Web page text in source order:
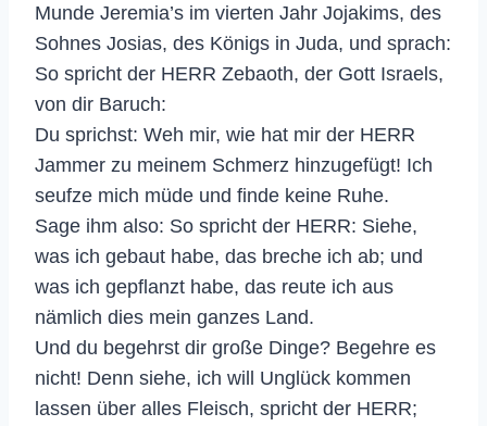
Munde Jeremia’s im vierten Jahr Jojakims, des
Sohnes Josias, des Königs in Juda, und sprach:
So spricht der HERR Zebaoth, der Gott Israels,
von dir Baruch:
Du sprichst: Weh mir, wie hat mir der HERR
Jammer zu meinem Schmerz hinzugefügt! Ich
seufze mich müde und finde keine Ruhe.
Sage ihm also: So spricht der HERR: Siehe,
was ich gebaut habe, das breche ich ab; und
was ich gepflanzt habe, das reute ich aus
nämlich dies mein ganzes Land.
Und du begehrst dir große Dinge? Begehre es
nicht! Denn siehe, ich will Unglück kommen
lassen über alles Fleisch, spricht der HERR;